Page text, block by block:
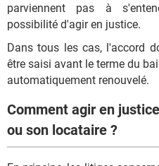
parviennent pas à
possibilité d'agir en justice.
Dans tous les cas, l'accord
être saisi avant le terme du
automatiquement renouvelé.
Comment agir en
ou son locataire ?